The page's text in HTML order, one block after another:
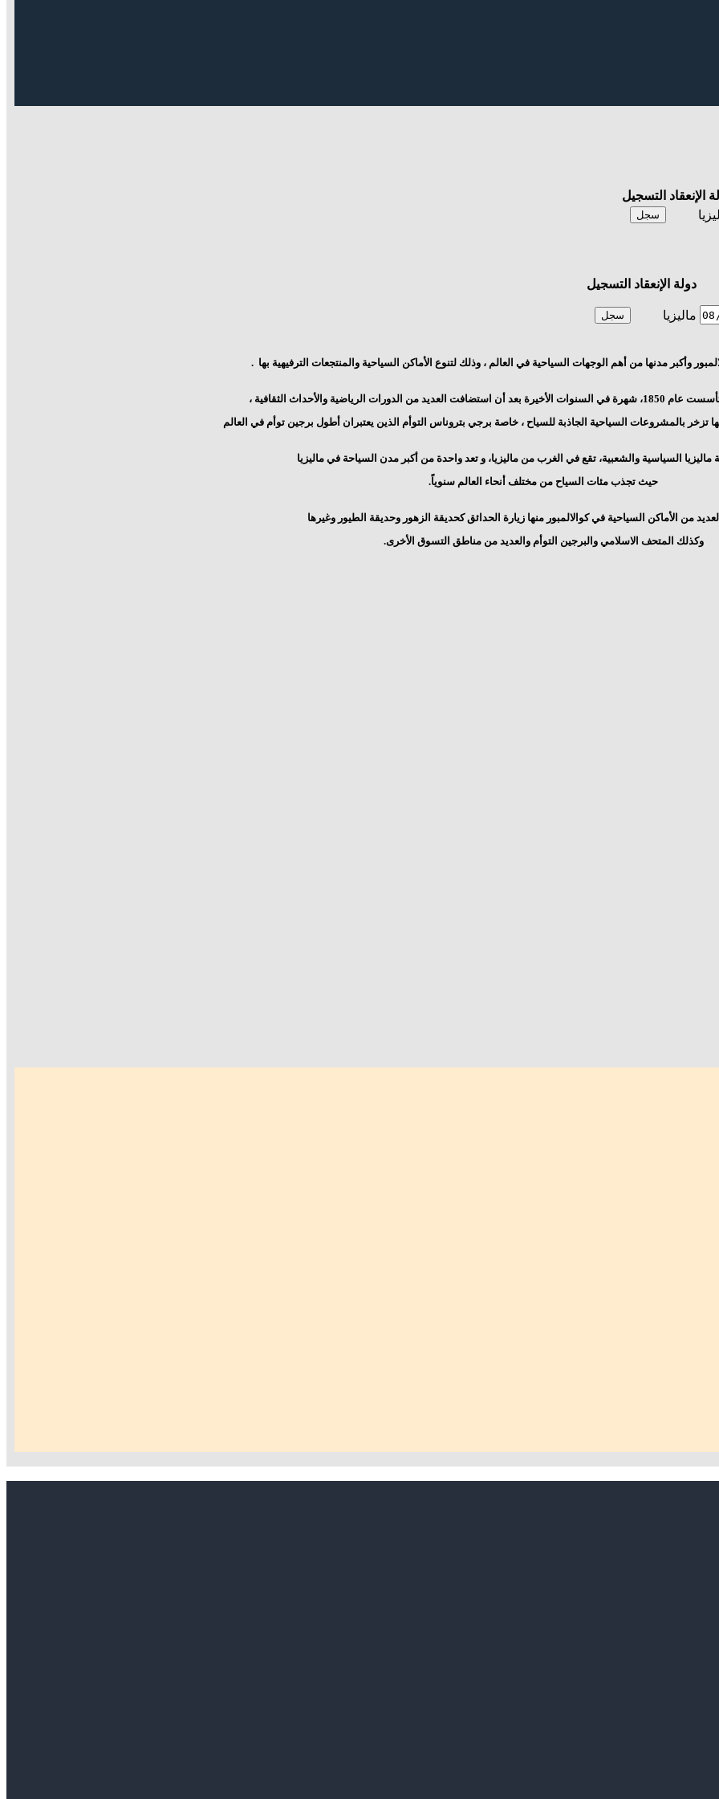
الإنعقاد التسجيل
سجل
دولة الإنعقاد التسجيل
ماليزيا سجل
وأكبر مدنها من أهم الوجهات السياحية في العالم ، وذلك لتنوع الأماكن السياحية والمنتجعات الترفيهية بها .
الرياضية والأحداث الثقافية ،
تزخر بالمشروعات السياحية الجاذبة للسياح ، خاصة برجي بتروناس التوأم الذين يعتبران أطول برجين توأم في العالم
ماليزيا السياسية والشعبية، تقع في الغرب من ماليزيا، و تعد واحدة من أكبر مدن السياحة في ماليزيا
حيث تجذب مئات السياح من مختلف أنحاء العالم سنوياً.
من الأماكن السياحية في كوالالمبور منها زيارة الحدائق كحديقة الزهور وحديقة الطيور وغيرها
وكذلك المتحف الاسلامي والبرجين التوأم والعديد من مناطق التسوق الأخرى.